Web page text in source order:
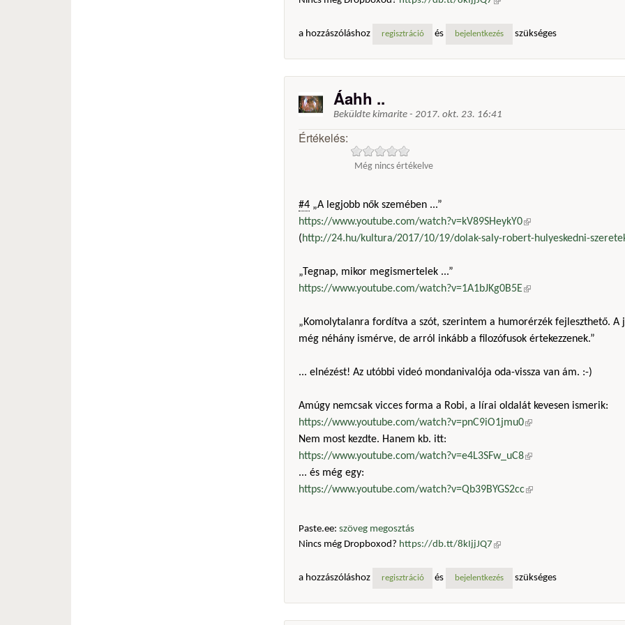
a hozzászóláshoz regisztráció és bejelentkezés szükséges
Áahh ..
Beküldte kimarite - 2017. okt. 23. 16:41
Értékelés:
Még nincs értékelve
#4 „A legjobb nők szemében ...”
https://www.youtube.com/watch?v=kV89SHeykY0(külső hivatkozás)
(http://24.hu/kultura/2017/10/19/dolak-saly-robert-hulyeskedni-
„Tegnap, mikor megismertelek ...”
https://www.youtube.com/watch?v=1A1bJKg0B5E(külső hivatkozás)
„Komolytalanra fordítva a szót, szerintem a humorérzék fejleszthető. A
még néhány ismérve, de arról inkább a filozófusok értekezzenek.”
... elnézést! Az utóbbi videó mondanivalója oda-vissza van ám. :-)
Amúgy nemcsak vicces forma a Robi, a lírai oldalát kevesen ismerik:
https://www.youtube.com/watch?v=pnC9iO1jmu0(külső hivatkozás)
Nem most kezdte. Hanem kb. itt:
https://www.youtube.com/watch?v=e4L3SFw_uC8(külső hivatkozás)
... és még egy:
https://www.youtube.com/watch?v=Qb39BYGS2cc(külső hivatkozás)
Paste.ee: szöveg megosztás
Nincs még Dropboxod? https://db.tt/8kIjjJQ7 (külső hivatkozás)
a hozzászóláshoz regisztráció és bejelentkezés szükséges